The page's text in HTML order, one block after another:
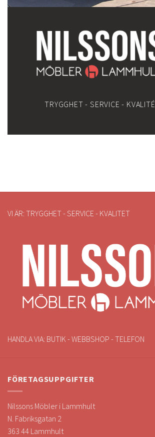
TRYGGHET - SERVICE - KVALITÉ
VI ÄR: TRYGGHET - SERVICE - KVALITET
HANDLA VIA: BUTIK - WEBBSHOP - TELEFON
FÖRETAGSUPPGIFTER
Nilssons Möbler i Lammhult
N. Fabriksgatan 2
363 44 Lammhult